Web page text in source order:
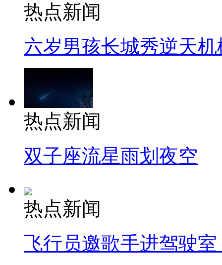
热点新闻
六岁男孩长城秀逆天机
热点新闻
双子座流星雨划夜空
热点新闻
飞行员邀歌手进驾驶